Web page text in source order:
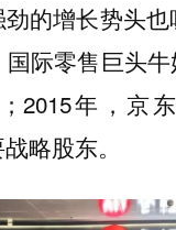
的增长势头
国际零售巨头
2015年，京
略股东。